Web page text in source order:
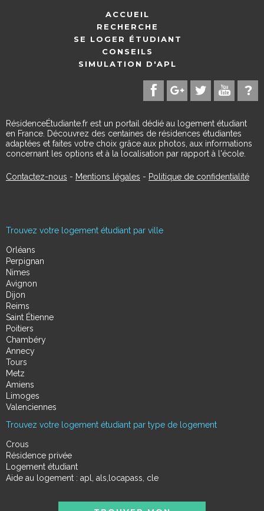
ACCUEIL
RECHERCHE
SE LOGER ÉTUDIANT
CONSEILS
SIMULATION D'APL
RésidenceÉtudiante.fr est un portail dédié au logement étudiant
en France. Découvrez des centaines de résidences étudiantes
adaptées et faites votre choix grâce aux photos, aux informations
concernant les options et à la localisation par rapport à l'école.
Contactez-nous - Mentions légales - Politique de confidentialité
Trouvez votre logement étudiant par ville
Orléans
Perpignan
Nimes
Avignon
Dijon
Reims
Saint Étienne
Poitiers
Chambéry
Annecy
Tours
Metz
Amiens
Limoges
Valenciennes
Trouvez votre logement étudiant par type de logement
Crous
Résidence privée
Logement étudiant
Aide au logement : apl, als,locapass, cle